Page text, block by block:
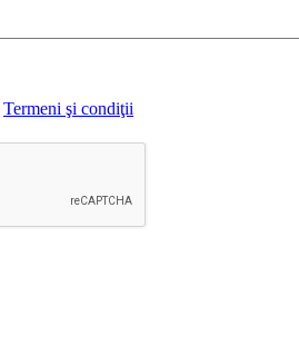
Termeni şi condiţii